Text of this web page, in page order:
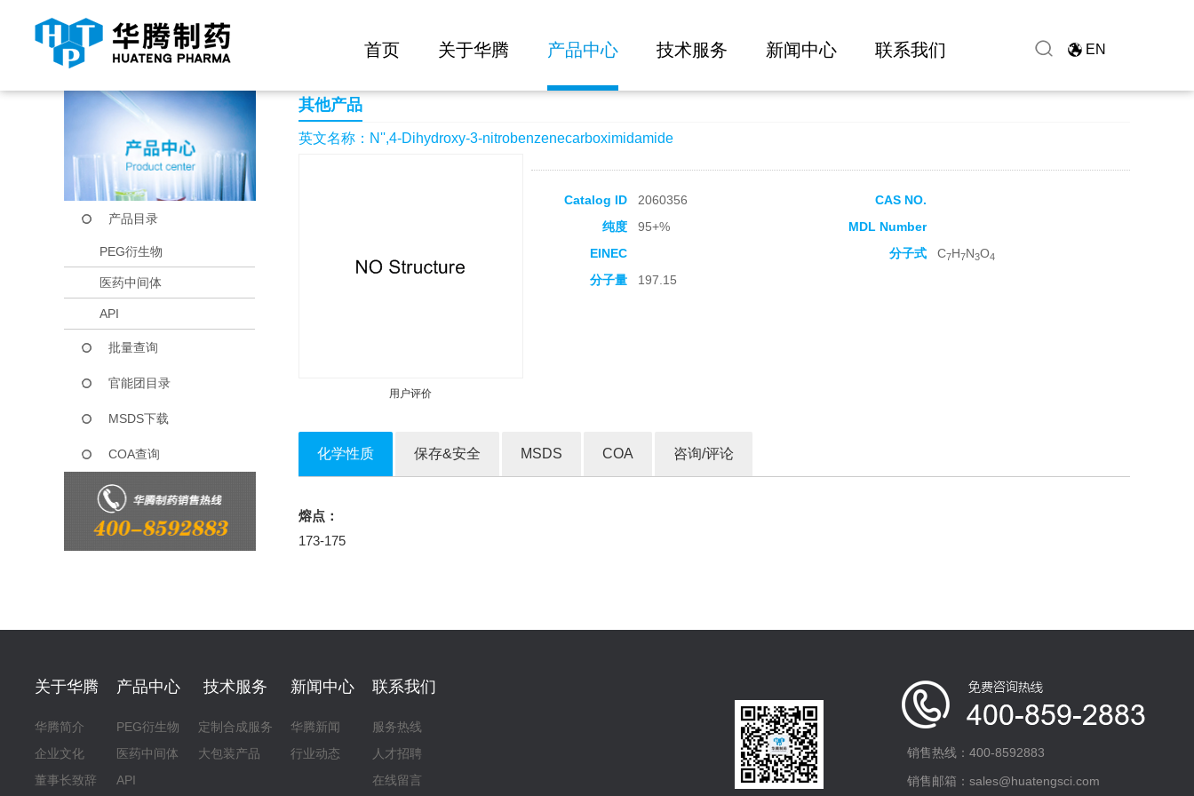
首页 关于华腾 产品中心 技术服务 新闻中心 联系我们 EN
当前位置： 首页 产品中心 N'',4-Dihydroxy-3-nitrobenzenecarboximidamide
产品目录
PEG衍生物
医药中间体
API
批量查询
官能团目录
MSDS下载
COA查询
其他产品
英文名称：N'',4-Dihydroxy-3-nitrobenzenecarboximidamide
用户评价
Catalog ID 2060356
CAS NO.
纯度
95+%
MDL Number
EINEC
分子式 C7H7N3O4
分子量 197.15
化学性质 保存&安全 MSDS COA 咨询/评论
熔点：
173-175
关于华腾
华腾简介
企业文化
董事长致辞
产品中心
PEG衍生物
医药中间体
API
技术服务
定制合成服务
大包装产品
新闻中心
华腾新闻
行业动态
联系我们
服务热线
人才招聘
在线留言
销售热线：400-8592883
销售邮箱：sales@huatengsci.com